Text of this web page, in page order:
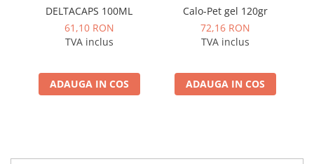
DELTACAPS 100ML
61,10 RON
TVA inclus
ADAUGA IN COS
Calo-Pet gel 120gr
72,16 RON
TVA inclus
ADAUGA IN COS